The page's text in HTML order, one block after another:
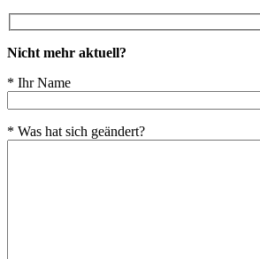
Nicht mehr aktuell?
* Ihr Name
* Was hat sich geändert?